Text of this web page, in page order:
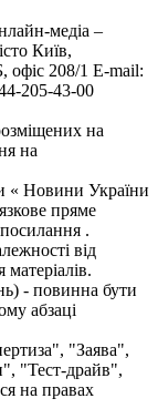
медіа –
Київ,
208/1 E-mail:
205-43-00
на
на
« Новини України
пряме
.
від
- повинна бути
абзаці
"Заява",
"Тест-драйв",
на правах